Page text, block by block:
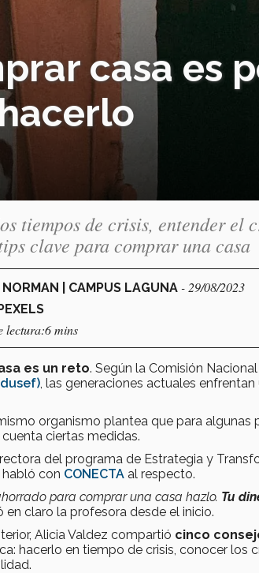
casa es
tiempos de crisis, entender
clave para comprar una casa
| CAMPUS LAGUNA - 29/08/2023
lectura:6 mins
es un reto. Según la Comisión
, las generaciones actuales enfrentan
organismo plantea que para algunas
ciertas medidas.
del programa de Estrategia y
con CONECTA al respecto.
para comprar una casa hazlo. Tu
en claro la profesora desde el inicio.
Alicia Valdez compartió cinco
hacerlo en tiempo de crisis, conocer los